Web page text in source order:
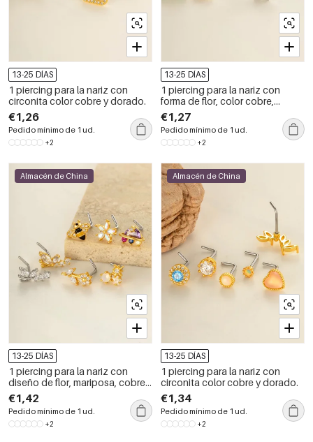
13-25 DÍAS
1 piercing para la nariz con
circonita color cobre y dorado.
€1,26
Pedido mínimo de 1 ud.
+2
13-25 DÍAS
1 piercing para la nariz con
forma de flor, color cobre,
dorado y circonita
€1,27
Pedido mínimo de 1 ud.
+2
Almacén de China
13-25 DÍAS
1 piercing para la nariz con
diseño de flor, mariposa, cobre y
circonita en color dorado.
€1,42
Pedido mínimo de 1 ud.
+2
Almacén de China
13-25 DÍAS
1 piercing para la nariz con
circonita color cobre y dorado.
€1,34
Pedido mínimo de 1 ud.
+2